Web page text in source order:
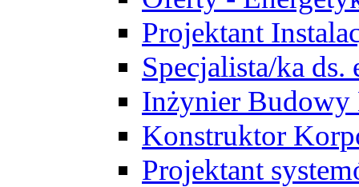
Projektant
Specjalista/ka
Inżynier
Konstruktor
Projektant